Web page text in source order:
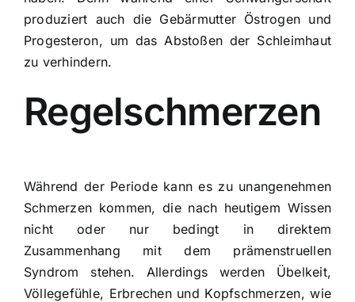
produziert auch die Gebärmutter Östrogen und
Progesteron, um das Abstoßen der Schleimhaut
zu verhindern.
Regelschmerzen
Während der Periode kann es zu unangenehmen
Schmerzen kommen, die nach heutigem Wissen
nicht oder nur bedingt in direktem
Zusammenhang mit dem prämenstruellen
Syndrom stehen. Allerdings werden Übelkeit,
Völlegefühle, Erbrechen und Kopfschmerzen, wie